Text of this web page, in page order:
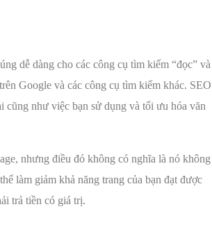
dễ dàng cho các công cụ tìm kiếm “đọc” và
Google và các công cụ tìm kiếm khác. SEO
như việc bạn sử dụng và tối ưu hóa văn
nhưng điều đó không có nghĩa là nó không
làm giảm khả năng trang của bạn đạt được
trả tiền có giá trị.